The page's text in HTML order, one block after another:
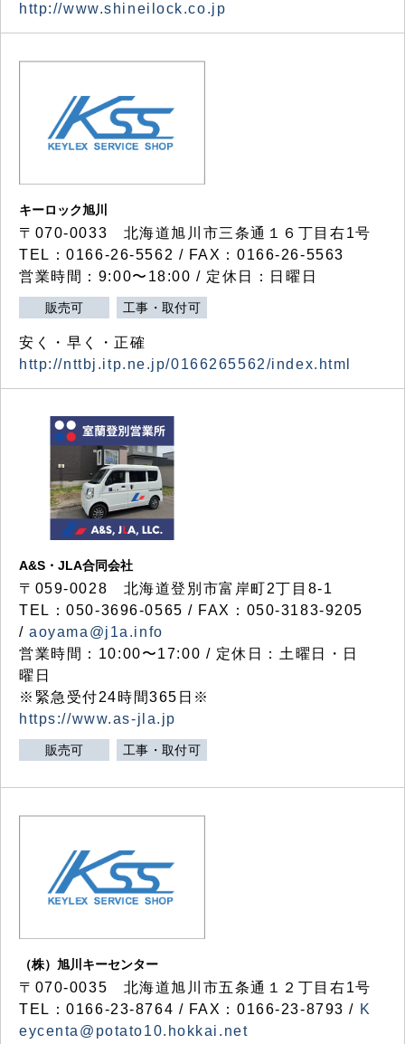
http://www.shineilock.co.jp
キーロック旭川
〒070-0033 北海道旭川市三条通１６丁目右1号
TEL：0166-26-5562 / FAX：0166-26-5563
営業時間：9:00〜18:00 / 定休日：日曜日
販売可 工事・取付可
安く・早く・正確
http://nttbj.itp.ne.jp/0166265562/index.html
A&S・JLA合同会社
〒 059-0028 北海道登別市富岸町2丁目 8-1
TEL：050-3696-0565 / FAX：050-3183-9205
/aoyama@j1a.info
営業時間：10:00〜17:00 / 定休日：土曜日・日
曜日
※緊急受付24時間365日※
https://www.as-jla.jp
販売可 工事・取付可
（株）旭川キーセンター
〒070-0035 北海道旭川市五条通１２丁目右1号
TEL：0166-23-8764 / FAX：0166-23-8793 / K
eycenta@potato10.hokkai.net